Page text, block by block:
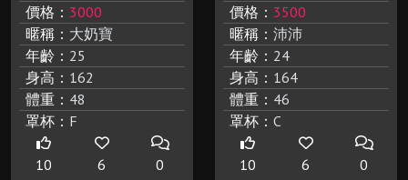
價格： 3000
暱稱： 大奶寶
年齡： 25
身高： 162
體重： 48
罩杯： F
10 6 0
價格： 3500
暱稱： 沛沛
年齡： 24
身高： 164
體重： 46
罩杯： C
10 6 0